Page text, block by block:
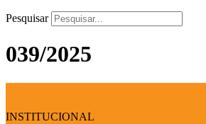
Pesquisar
039/2025
INSTITUCIONAL